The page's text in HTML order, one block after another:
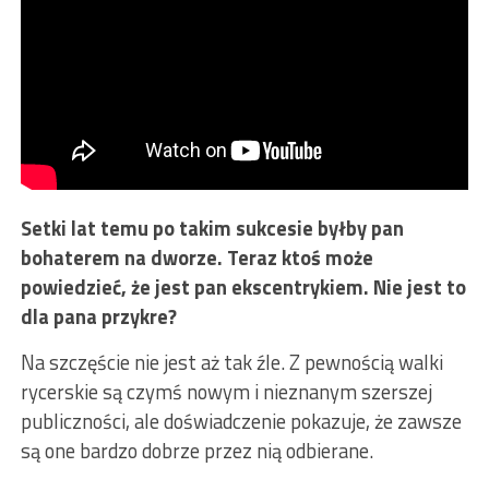
Setki lat temu po takim sukcesie byłby pan
bohaterem na dworze. Teraz ktoś może
powiedzieć, że jest pan ekscentrykiem. Nie jest to
dla pana przykre?
Na szczęście nie jest aż tak źle. Z pewnością walki
rycerskie są czymś nowym i nieznanym szerszej
publiczności, ale doświadczenie pokazuje, że zawsze
są one bardzo dobrze przez nią odbierane.